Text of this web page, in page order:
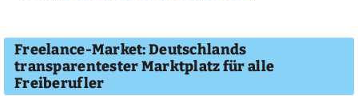
Freelance-Market: Deutschlands
transparentester Marktplatz für alle
Freiberufler